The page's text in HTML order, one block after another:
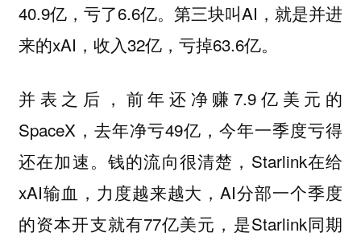
40.9亿，亏了6.6亿。第三块叫AI，就是并进
来的xAI，收入32亿，亏掉63.6亿。
并表之后，前年还净赚7.9亿美元的
SpaceX，去年净亏49亿，今年一季度亏得
还在加速。钱的流向很清楚，Starlink在给
xAI输血，力度越来越大，AI分部一个季度
的资本开支就有77亿美元，是Starlink同期